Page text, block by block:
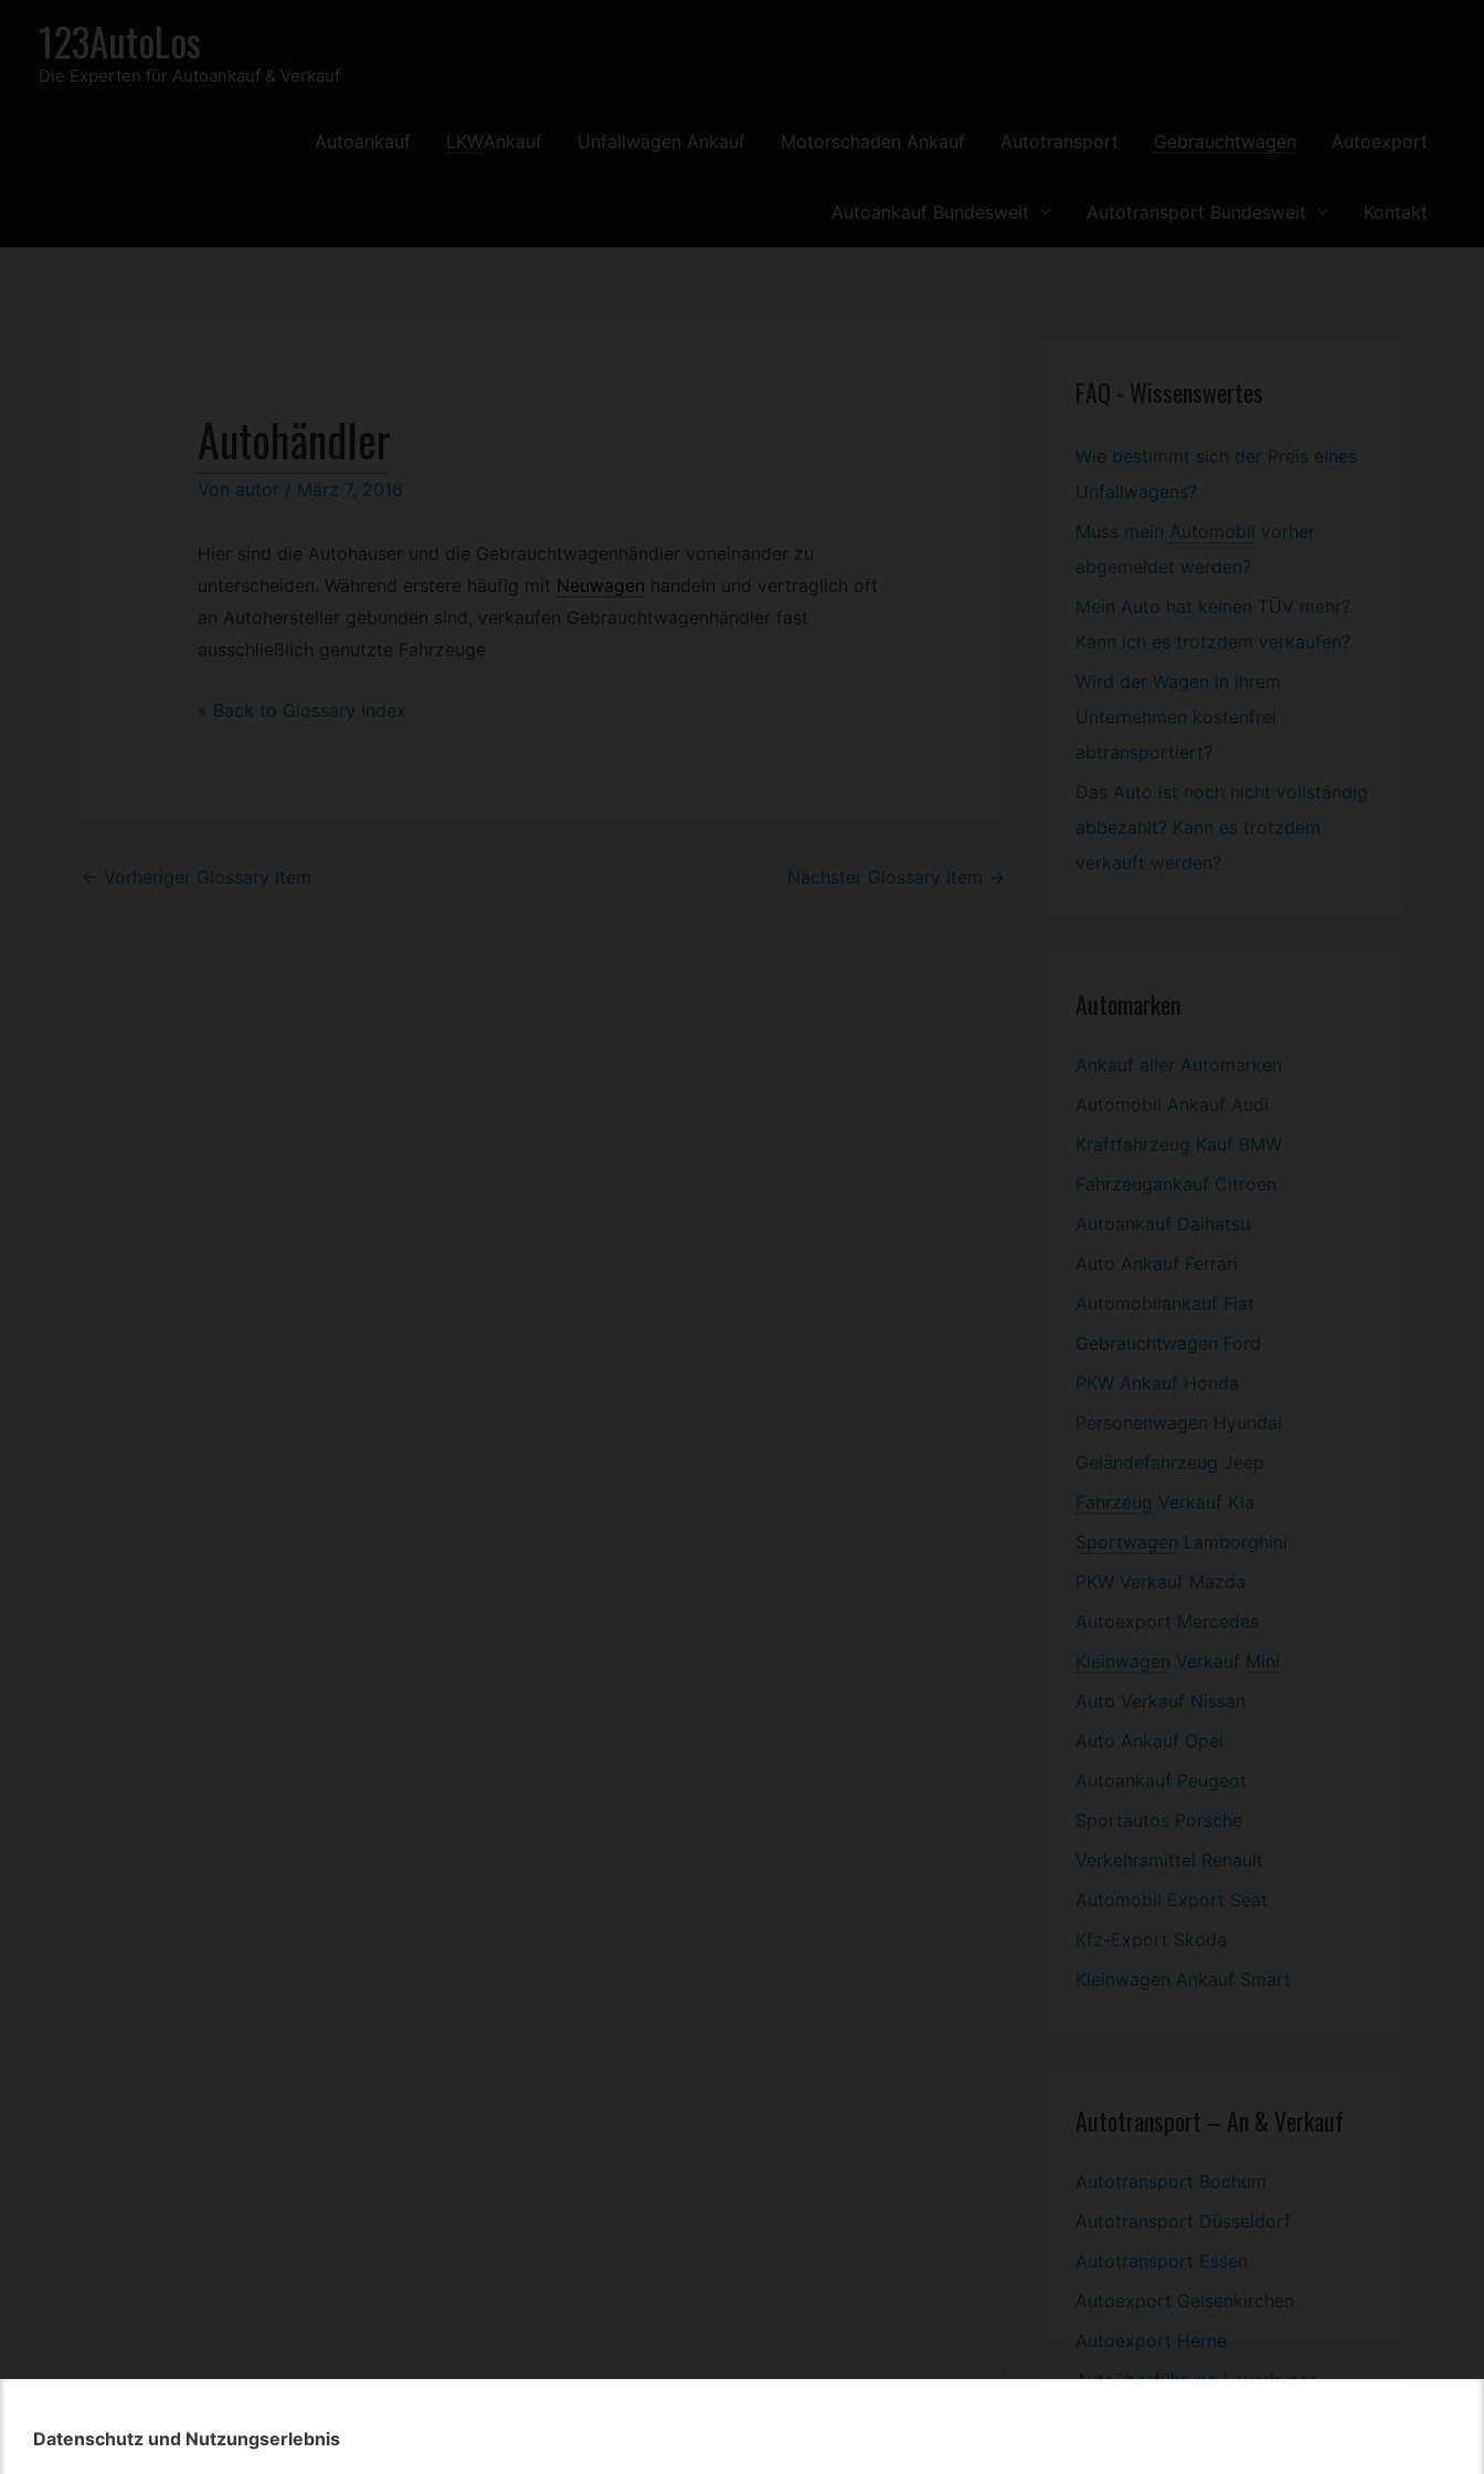
Datenschutz und Nutzungserlebnis
Datenschutz und Nutzungserlebnis
springen
123AutoLos
Die Experten für Autoankauf & Verkauf
Autoankauf LKWAnkauf Unfallwagen Ankauf Motorschaden Ankauf Autotransport Gebrauchtwagen Autoexport
Autoankauf Bundesweit Autotransport Bundesweit Kontakt
Autohändler
Von autor / März 7, 2016
Hier sind die Autohäuser und die Gebrauchtwagenhändler voneinander zu
unterscheiden. Während erstere häufig mit Neuwagen handeln und vertraglich oft
an Autohersteller gebunden sind, verkaufen Gebrauchtwagenhändler fast
ausschließlich genutzte Fahrzeuge
« Back to Glossary Index
Post
← Vorheriger Glossary Item Nächster Glossary Item →
FAQ - Wissenswertes
Wie bestimmt sich der Preis eines
Unfallwagens?
Muss mein Automobil vorher
abgemeldet werden?
Mein Auto hat keinen TÜV mehr?
Kann ich es trotzdem verkaufen?
Wird der Wagen in ihrem
Unternehmen kostenfrei
abtransportiert?
Das Auto ist noch nicht vollständig
abbezahlt? Kann es trotzdem
verkauft werden?
Automarken
Ankauf aller Automarken
Automobil Ankauf Audi
Kraftfahrzeug Kauf BMW
Fahrzeugankauf Citroen
Autoankauf Daihatsu
Auto Ankauf Ferrari
Automobilankauf Fiat
Gebrauchtwagen Ford
PKW Ankauf Honda
Personenwagen Hyundai
Geländefahrzeug Jeep
Fahrzeug Verkauf Kia
Sportwagen Lamborghini
PKW Verkauf Mazda
Autoexport Mercedes
Kleinwagen Verkauf Mini
Auto Verkauf Nissan
Auto Ankauf Opel
Autoankauf Peugeot
Sportautos Porsche
Verkehrsmittel Renault
Automobil Export Seat
Kfz-Export Skoda
Kleinwagen Ankauf Smart
Autotransport – An & Verkauf
Autotransport Bochum
Autotransport Düsseldorf
Autotransport Essen
Autoexport Gelsenkirchen
Autoexport Herne
Autoüberführung Leverkusen